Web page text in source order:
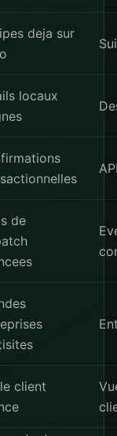
deja sur
locaux
de
client